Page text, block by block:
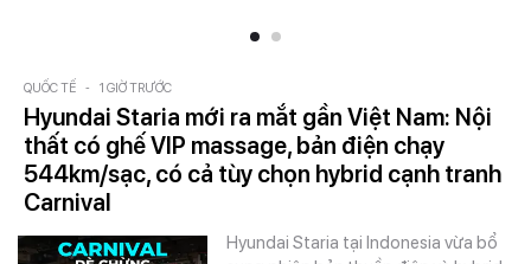
QUỐC TẾ - 1 GIỜ TRƯỚC
Hyundai Staria mới ra mắt gần Việt Nam: Nội
thất có ghế VIP massage, bản điện chạy
544km/sạc, có cả tùy chọn hybrid cạnh tranh
Carnival
Hyundai Staria tại Indonesia vừa bổ